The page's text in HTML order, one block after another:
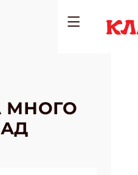
МНОГО